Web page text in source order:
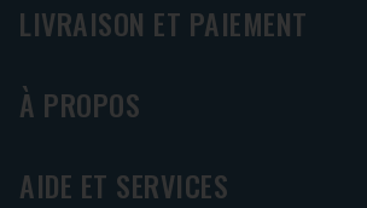
LIVRAISON ET PAIEMENT
À PROPOS
AIDE ET SERVICES